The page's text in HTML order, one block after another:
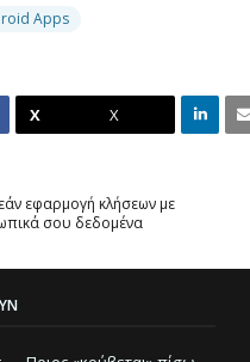
Apps
X
εφαρμογή κλήσεων με
σου δεδομένα